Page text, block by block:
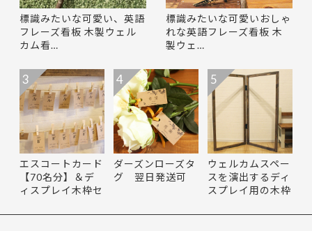
標識みたいな可愛い、英語
フレーズ看板 木製ウェル
カム看…
標識みたいな可愛いおしゃ
れな英語フレーズ看板 木
製ウェ…
エスコートカード
【70名分】＆デ
ィスプレイ木枠セ
3
ダーズンローズタ
グ 翌日発送可
4
ウェルカムスペー
スを演出するディ
スプレイ用の木枠
5